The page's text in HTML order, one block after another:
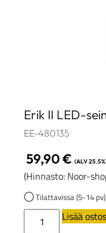
Erik II LED-
EE-480135
59,90€ (ALV
(Hinnasto: Noor-
Tilattavissa (5-14 pv)
Lisää